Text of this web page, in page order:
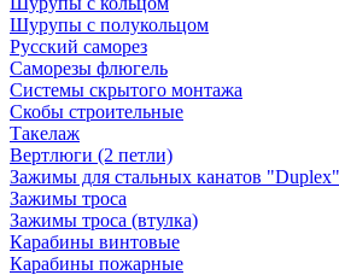
Шурупы с полукольцом
Русский саморез
Саморезы флюгель
Системы скрытого монтажа
Скобы строительные
Такелаж
Вертлюги (2 петли)
Зажимы для стальных канатов
Зажимы троса
Зажимы троса (втулка)
Карабины винтовые
Карабины пожарные